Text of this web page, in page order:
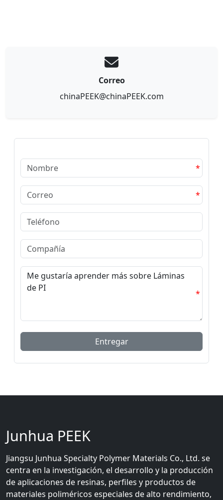
Correo
chinaPEEK@chinaPEEK.com
*
*
*
Junhua PEEK
Jiangsu Junhua Specialty Polymer Materials Co., Ltd. se
centra en la investigación, el desarrollo y la producción
de aplicaciones de resinas, perfiles y productos de
materiales poliméricos especiales de alto rendimiento,